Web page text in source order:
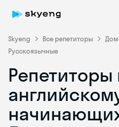
Skyeng Все репетиторы
Русскоязычные
Репетиторы